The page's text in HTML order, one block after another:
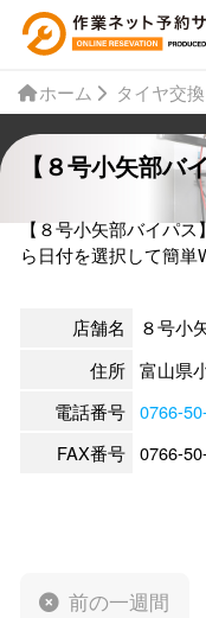
ホーム タイヤ交換
【８号小矢部バ
【８号小矢部バイパス
ら日付を選択して簡単
店舗名
８号小
住所 富山県
電話番号 0766-
FAX番号 0766-
前の一週間